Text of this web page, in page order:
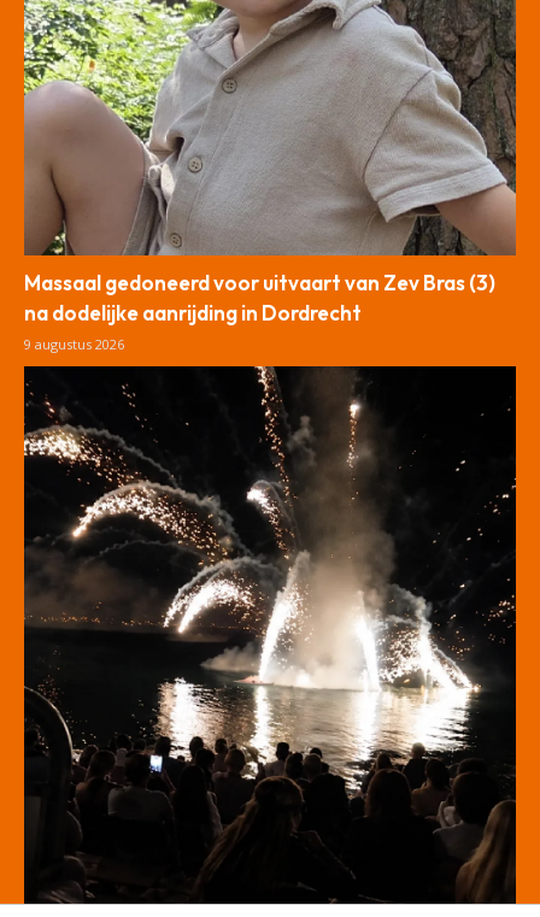
Massaal gedoneerd voor uitvaart van Zev Bras (3)
na dodelijke aanrijding in Dordrecht
9 augustus 2026